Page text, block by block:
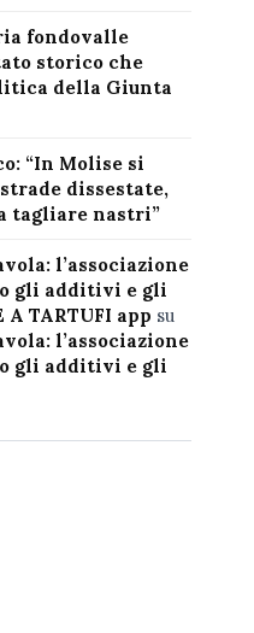
fondovalle
storico che
della Giunta
“In Molise si
dissestate,
tagliare nastri”
l’associazione
gli additivi e gli
TARTUFI app su
l’associazione
gli additivi e gli